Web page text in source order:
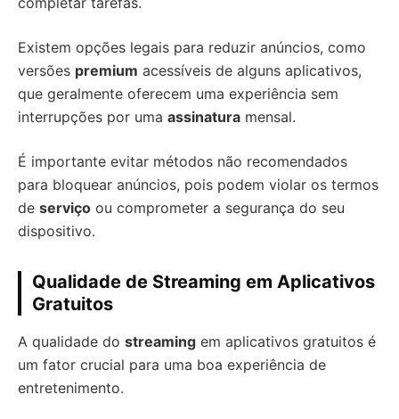
Existem opções legais para reduzir anúncios, como
versões premium acessíveis de alguns aplicativos,
que geralmente oferecem uma experiência sem
interrupções por uma assinatura mensal.
É importante evitar métodos não recomendados
para bloquear anúncios, pois podem violar os termos
de serviço ou comprometer a segurança do seu
dispositivo.
Qualidade de Streaming em Aplicativos
Gratuitos
A qualidade do streaming em aplicativos gratuitos é
um fator crucial para uma boa experiência de
entretenimento.